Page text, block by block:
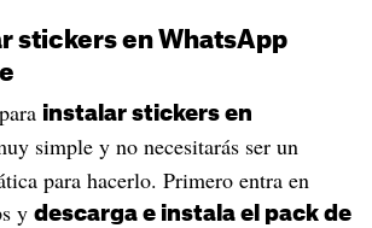
stickers en WhatsApp
instalar stickers en
simple y no necesitarás ser un
para hacerlo. Primero entra en
y descarga e instala el pack de